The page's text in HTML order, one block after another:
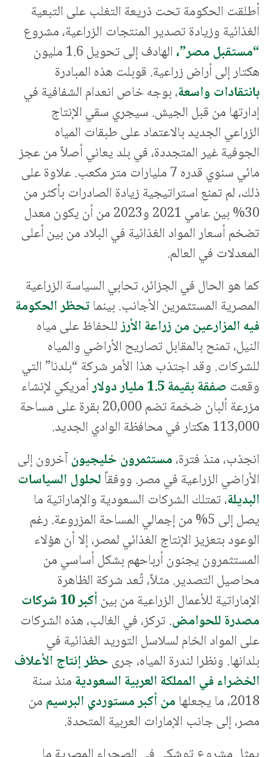
أطلقت الحكومة تحت ذريعة التغلب على التبعية
الغذائية وزيادة تصدير المنتجات الزراعية، مشروع
“مستقبل مصر”،
الهادف إلى تحويل 1.6 مليون
هكتار إلى أراض زراعية. قوبلت هذه المبادرة
بانتقادات واسعة، بوجه خاص انعدام الشفافية في
إدارتها من قبل الجيش. سيجري سقي الإنتاج
الزراعي الجديد بالاعتماد على طبقات المياه
الجوفية غير المتجددة، في بلد يعاني أصلاً من عجز
مائي سنوي قدره 7 مليارات متر مكعب. علاوة على
ذلك، لم تمنع استراتيجية زيادة الصادرات بأكثر من
30% بين عامي 2021 و2023 من أن يكون معدل
تضخم أسعار المواد الغذائية في البلاد من بين أعلى
المعدلات في العالم.
كما هو الحال في الجزائر، تحابي السياسة الزراعية
المصرية المستثمرين الأجانب. بينماتحظر الحكومة
فيه المزارعين من زراعة الأرزللحفاظ على مياه
النيل، تمنح بالمقابل تصاريح الأراضي والمياه
للشركات. وقد اجتذب هذا الأمر شركة “بلدنا” التي
وقعت صفقة بقيمة 1.5 مليار دولار
أمريكي لإنشاء
مزرعة ألبان ضخمة تضم 20,000 بقرة على مساحة
113,000 هكتار في محافظة الوادي الجديد.
انجذب، منذ فترة،مستثمرون خليجيونآخرون إلى
الأراضي الزراعية في مصر. ووفقاًلحلول السياسات
البديلة، تمتلك الشركات السعودية والإماراتية ما
يصل إلى 5% من إجمالي المساحة المزروعة. رغم
الوعود بتعزيز الإنتاج الغذائي لمصر، إلا أن هؤلاء
المستثمرون يجنون أرباحهم بشكل أساسي من
محاصيل التصدير. مثلاً، تُعد شركة الظاهرة
الإماراتية للأعمال الزراعية من بين
أكبر 10 شركات
مصدرة للحوامض. تركز، في الغالب، هذه الشركات
على المواد الخام لسلاسل التوريد الغذائية في
بلدانها. ونظرا لندرة المياه، جرىحظر إنتاج الأعلاف
الخضراء في المملكة العربية السعوديةمنذ سنة
2018، ما يجعلها
من أكبر مستوردي البرسيممن
مصر، إلى جانب الإمارات العربية المتحدة.